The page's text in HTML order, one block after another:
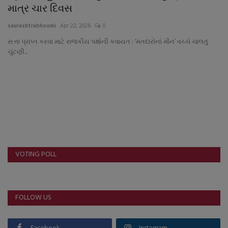
About Author
Dipotsav Special
જુનાગઢ
Support US
માત્ર ચાર દિવસ
saurashtrabhoomi Apr 22, 2026 0
સત્તા પ્રાપ્ત કરવા માટે રાજકીય પક્ષોની કવાયત : ‘મતદારોનાં મૌન’ વચ્ચે ચાલતું
ચુંટણી...
VOTING POLL
FOLLOW US